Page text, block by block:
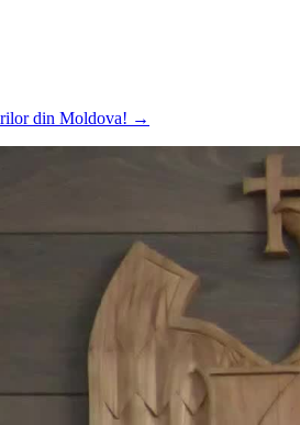
din Moldova! →